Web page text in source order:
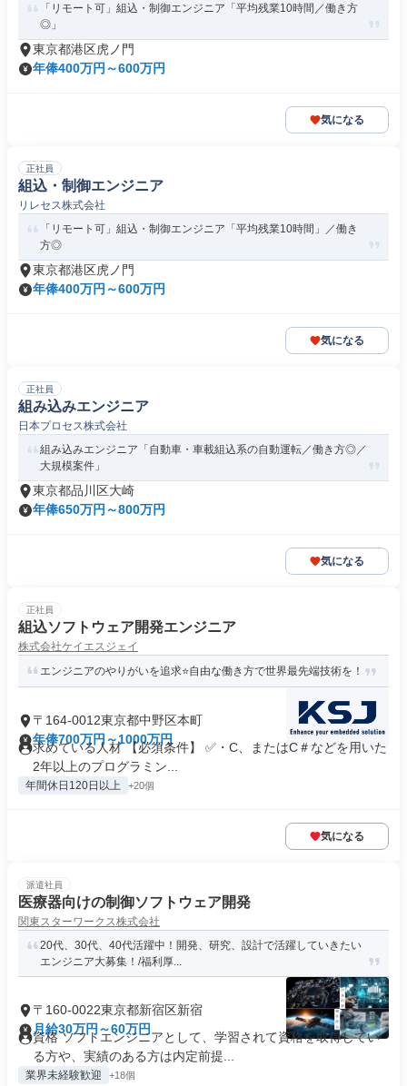
「リモート可」組込・制御エンジニア「平均残業10時間／働き方
◎」
東京都港区虎ノ門
年俸400万円～600万円
気になる
正社員
組込・制御エンジニア
リレセス株式会社
「リモート可」組込・制御エンジニア「平均残業10時間」／働き
方◎
東京都港区虎ノ門
年俸400万円～600万円
気になる
正社員
組み込みエンジニア
日本プロセス株式会社
組み込みエンジニア「自動車・車載組込系の自動運転／働き方◎／
大規模案件」
東京都品川区大崎
年俸650万円～800万円
気になる
正社員
組込ソフトウェア開発エンジニア
株式会社ケイエスジェイ
エンジニアのやりがいを追求⭐自由な働き方で世界最先端技術を！
〒164-0012東京都中野区本町
年俸700万円～1000万円
求めている人材 【必須条件】 ✅・C、またはC＃などを用いた
2年以上のプログラミン...
年間休日120日以上 +20個
気になる
派遣社員
医療器向けの制御ソフトウェア開発
関東スターワークス株式会社
20代、30代、40代活躍中！開発、研究、設計で活躍していきたい
エンジニア大募集！/福利厚...
〒160-0022東京都新宿区新宿
月給30万円～60万円
資格 ソフトエンジニアとして、学習されて資格を取得してい
る方や、実績のある方は内定前提...
業界未経験歓迎 +18個